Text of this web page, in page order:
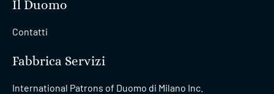
Il Duomo
Contatti
Fabbrica Servizi
International Patrons of Duomo di Milano Inc.